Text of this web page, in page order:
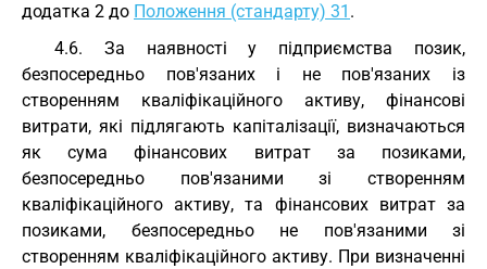
додатка 2 до Положення (стандарту) 31 .
4.6. За наявності у підприємства позик,
безпосередньо пов'язаних і не пов'язаних із
створенням кваліфікаційного активу, фінансові
витрати, які підлягають капіталізації, визначаються
як сума фінансових витрат за позиками,
безпосередньо пов'язаними зі створенням
кваліфікаційного активу, та фінансових витрат за
позиками, безпосередньо не пов'язаними зі
створенням кваліфікаційного активу. При визначенні